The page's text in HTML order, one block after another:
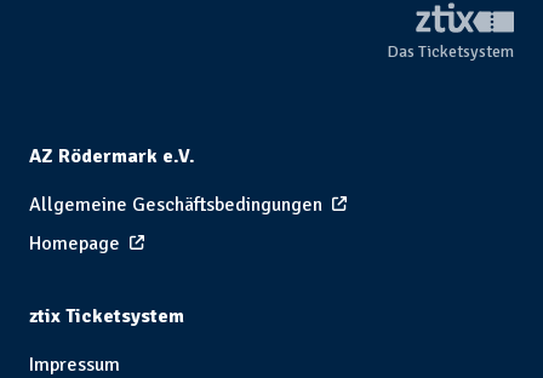
Das Ticketsystem
AZ Rödermark e.V.
Allgemeine Geschäftsbedingungen
Homepage
ztix Ticketsystem
Impressum